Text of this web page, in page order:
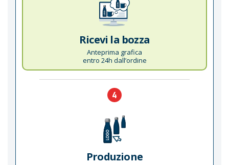
Ricevi la bozza
Anteprima grafica
entro 24h dall’ordine
4
Produzione